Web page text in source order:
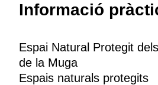
Informació
Espai Natural Protegit
de la Muga
Espais naturals protegits